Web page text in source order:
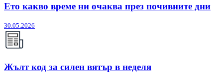
Ето какво време ни очаква през почивните дни
30.05.2026
Жълт код за силен вятър в неделя